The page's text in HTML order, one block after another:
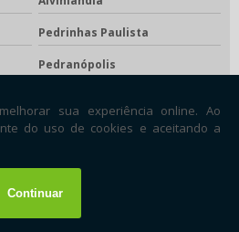
Pedrinhas Paulista
Pedranópolis
Santa Rita d'Oeste
Zacarias